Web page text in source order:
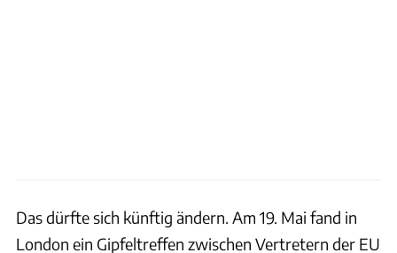
Das dürfte sich künftig ändern. Am 19. Mai fand in
London ein Gipfeltreffen zwischen Vertretern der EU